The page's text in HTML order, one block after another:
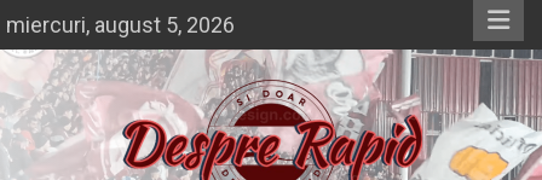
to
content
miercuri, august 5, 2026
Despre Rapid
Si doar … despre Rapid